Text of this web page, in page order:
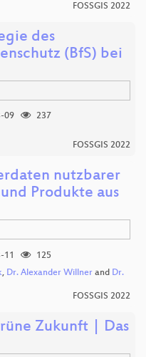
FOSSGIS 2022
des
(BfS) bei
09
237
FOSSGIS 2022
nutzbarer
Produkte aus
11
125
, Dr. Alexander Willner and Dr.
FOSSGIS 2022
Zukunft | Das